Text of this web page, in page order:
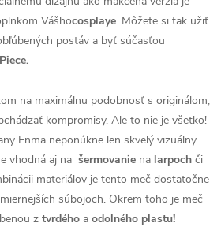
Vášhocosplaye. Môžete si tak užiť
postáv a byť súčasťou
na maximálnu podobnosť s originálom,
kompromisy. Ale to nie je všetko!
Enma neponúkne len skvelý vizuálny
vhodná aj na šermovanie na larpoch či
materiálov je tento meč dostatočne
súbojoch. Okrem toho je meč
z tvrdého a odolného plastu!